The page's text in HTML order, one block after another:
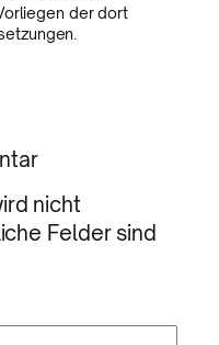
der dort
nicht
Felder sind